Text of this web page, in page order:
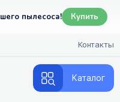
пылесоса! Купить
Контакты
Каталог